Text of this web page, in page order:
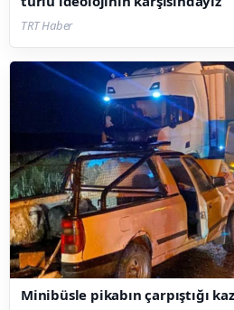
TRT Haber
Minibüsle pikabın çarpıştığı